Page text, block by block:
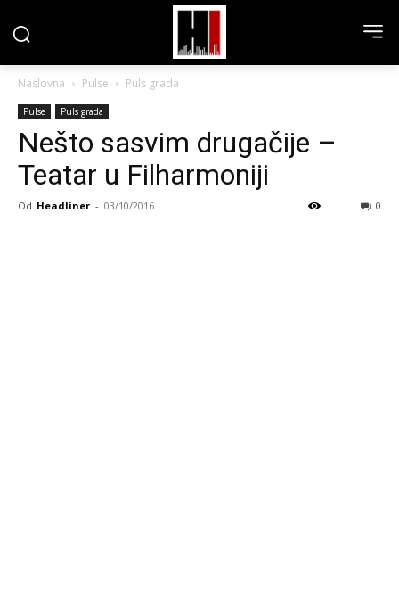
Naslovna Pulse Puls grada
Pulse Puls grada
Nešto sasvim drugačije –
Teatar u Filharmoniji
Od Headliner - 03/10/2016 0